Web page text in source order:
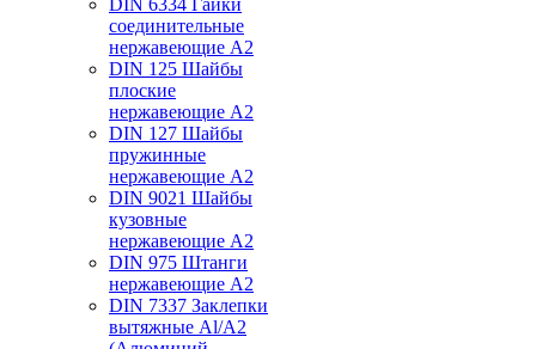
DIN 6334 Гайки
соединительные
нержавеющие А2
DIN 125 Шайбы
плоские
нержавеющие А2
DIN 127 Шайбы
пружинные
нержавеющие А2
DIN 9021 Шайбы
кузовные
нержавеющие А2
DIN 975 Штанги
нержавеющие А2
DIN 7337 Заклепки
вытяжные Al/A2